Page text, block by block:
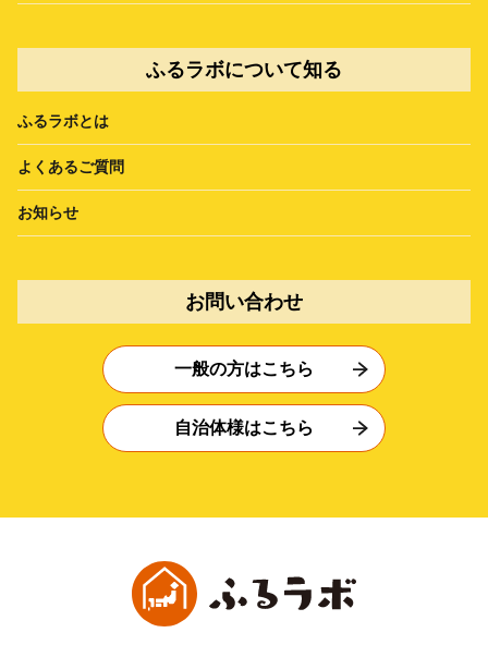
ふるラボについて知る
ふるラボとは
よくあるご質問
お知らせ
お問い合わせ
一般の方はこちら
自治体様はこちら